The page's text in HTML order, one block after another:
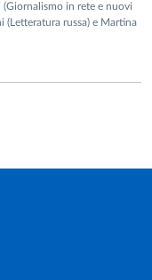
(Giornalismo in rete e nuovi
russa) e Martina